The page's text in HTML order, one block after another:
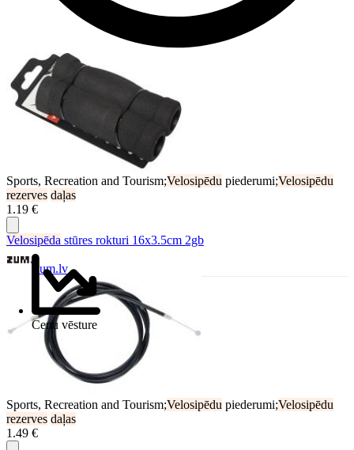
Sports, Recreation and Tourism;Velosipēdu piederumi;Velosipēdu
rezerves daļas
1.19 €
Cenu vēsture
Velosipēda stūres rokturi 16x3.5cm 2gb
Zum.lv
Sports, Recreation and Tourism;Velosipēdu piederumi;Velosipēdu
rezerves daļas
1.49 €